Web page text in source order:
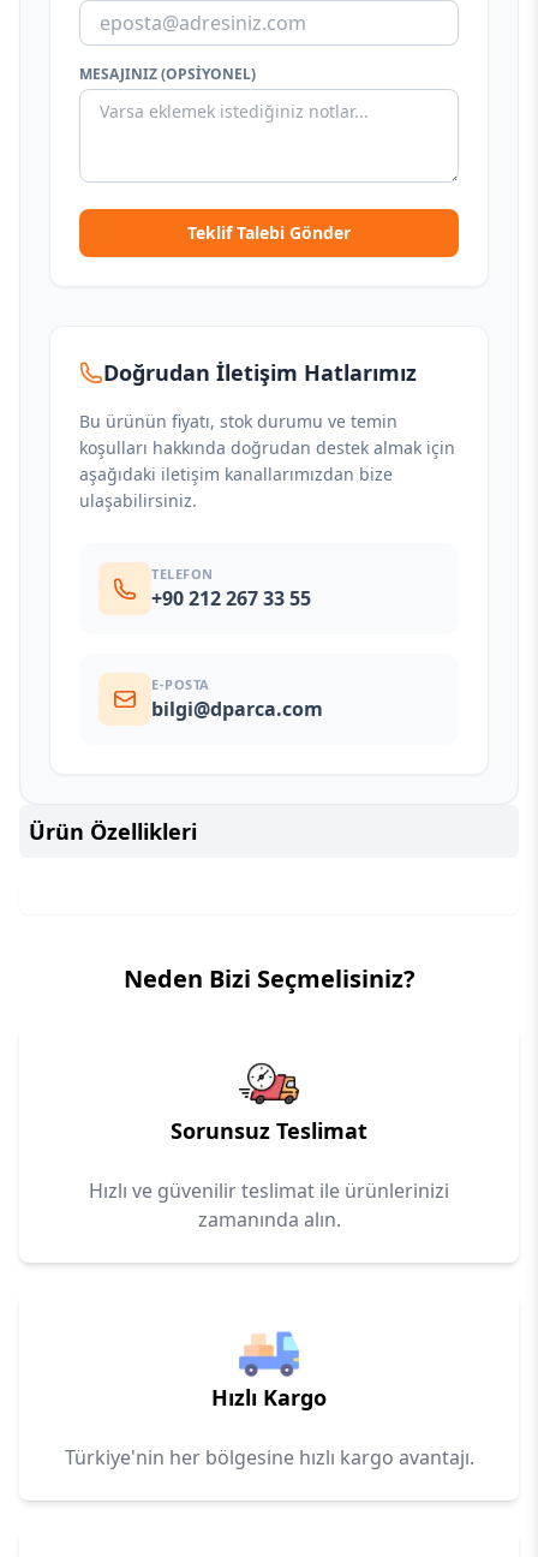
MESAJINIZ (OPSIYONEL)
Teklif Talebi Gönder
Doğrudan İletişim Hatlarımız
Bu ürünün fiyatı, stok durumu ve temin
koşulları hakkında doğrudan destek almak için
aşağıdaki iletişim kanallarımızdan bize
ulaşabilirsiniz.
TELEFON
+90 212 267 33 55
E-POSTA
bilgi@dparca.com
Ürün Özellikleri
Neden Bizi Seçmelisiniz?
Sorunsuz Teslimat
Hızlı ve güvenilir teslimat ile ürünlerinizi
zamanında alın.
Hızlı Kargo
Türkiye'nin her bölgesine hızlı kargo avantajı.